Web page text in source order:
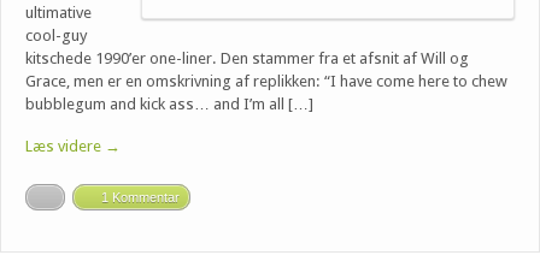
ultimative
cool-guy
kitschede 1990’er one-liner. Den stammer fra et afsnit af Will og
Grace, men er en omskrivning af replikken: “I have come here to chew
bubblegum and kick ass… and I’m all […]
Læs videre →
1 Kommentar